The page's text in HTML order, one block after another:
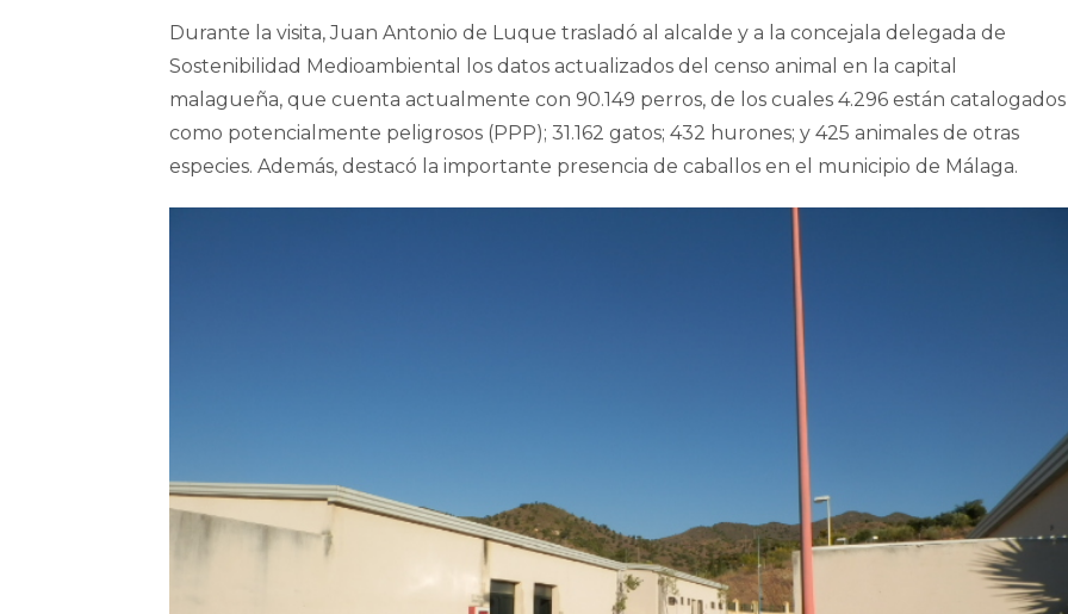
Durante la visita, Juan Antonio de Luque trasladó al alcalde y a la concejala delegada de
Sostenibilidad Medioambiental los datos actualizados del censo animal en la capital
malagueña, que cuenta actualmente con 90.149 perros, de los cuales 4.296 están catalogados
como potencialmente peligrosos (PPP); 31.162 gatos; 432 hurones; y 425 animales de otras
especies. Además, destacó la importante presencia de caballos en el municipio de Málaga.